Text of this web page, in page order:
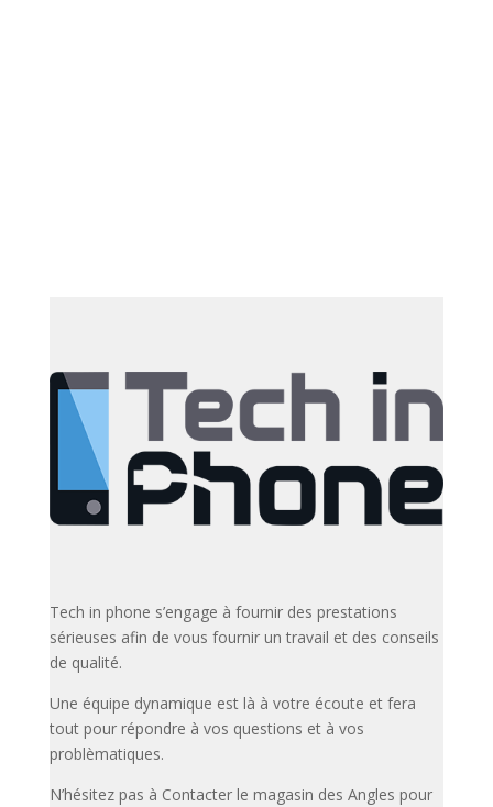
Tech in phone s’engage à fournir des prestations
sérieuses afin de vous fournir un travail et des conseils
de qualité.
Une équipe dynamique est là à votre écoute et fera
tout pour répondre à vos questions et à vos
problèmatiques.
N’hésitez pas à Contacter le magasin des Angles pour